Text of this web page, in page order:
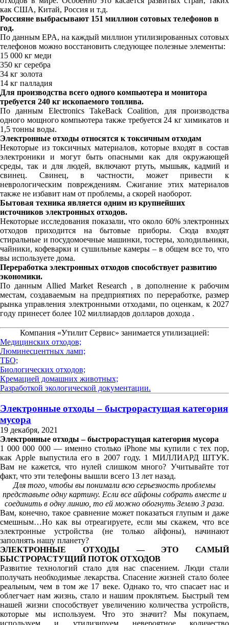
как США, Китай, Россия и т.д.
Россияне выбрасывают 151 миллион сотовых телефонов в
год.
По данным EPA, на каждый миллион утилизированных сотовых
телефонов можно восстановить следующее полезные элементы:
15 000 кг меди
350 кг серебра
34 кг золота
14 кг палладия
Для производства всего одного компьютера и монитора
требуется 240 кг ископаемого топлива.
По данным Electronics TakeBack Coalition, для производства
одного мощного компьютера также требуется 24 кг химикатов и
1,5 тонны воды.
Электронные отходы относятся к токсичным отходам
Некоторые из токсичных материалов, которые входят в состав
электроники и могут быть опасными как для окружающей
среды, так и для людей, включают ртуть, мышьяк, кадмий и
свинец. Свинец, в частности, может привести к
неврологическим повреждениям. Сжигание этих материалов
также не избавит нам от проблемы, а скорей наоборот.
Бытовая техника является одним из крупнейших
источников электронных отходов.
Некоторые исследования показали, что около 60% электронных
отходов приходится на бытовые приборы. Сюда входят
стиральные и посудомоечные машинки, тостеры, холодильники,
чайники, кофеварки и сушильные камеры – в общем все то, что
вы используете дома.
Переработка электронных отходов способствует развитию
экономики.
По данным Allied Market Research , в дополнение к рабочим
местам, создаваемым на предприятиях по переработке, размер
рынка управления электронными отходами, по оценкам, к 2027
году принесет более 102 миллиардов долларов дохода .
Компания «Утилит Сервис» занимается утилизацией:
Медицинских отходов;
Люминесцентных ламп;
ТБО;
Биологических отходов;
Кремацией домашних животных;
Разработкой экологической документации.
Электронные отходы – быстрорастущая категория
мусора
19 декабря, 2021
Электронные отходы – быстрорастущая категория мусора
1 000 000 000 — именно столько iPhone мы купили с тех пор,
как Apple выпустила его в 2007 году. 1 МИЛЛИАРД ШТУК.
Вам не кажется, что нулей слишком много? Учитывайте тот
факт, что эти телефоны вышли всего 13 лет назад.
Для того, чтобы вы понимали всю серьезность проблемы
представьте одну картину. Если все айфоны собрать вместе и
соединить в одну линию, то ей можно обогнуть Землю 3 раза.
Вам, конечно, такое сравнение может показаться глупым и даже
смешным…Но как вы отреагируете, если мы скажем, что все
электронные устройства (не только айфоны), начинают
заполнять нашу планету?
ЭЛЕКТРОННЫЕ ОТХОДЫ — ЭТО САМЫЙ
БЫСТРОРАСТУЩИЙ ПОТОК ОТХОДОВ
Развитие технологий стало для нас спасением. Люди стали
получать необходимые лекарства. Спасение жизней стало более
реальным, чем в том же 17 веке. Однако то, что спасает нас и
облегчает нам жизнь, стало и нашим проклятьем. Быстрый тем
нашей жизни способствует увеличению количества устройств,
которые мы используем. Что это значит? Мы покупаем,
используем и утилизируем невероятное количество